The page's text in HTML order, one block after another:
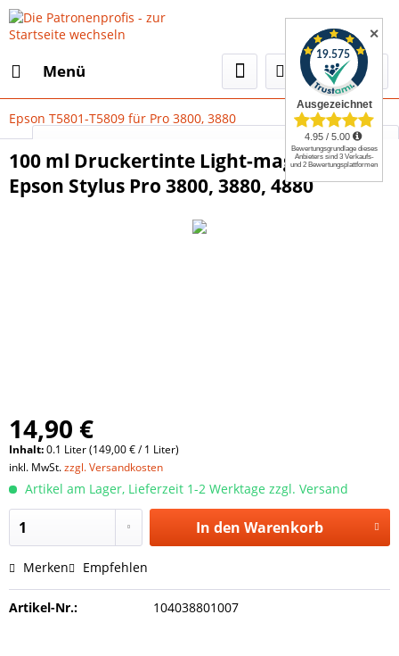
Menü
Select Language▼
Epson T5801-T5809 für Pro 3800, 3880
100 ml Druckertinte Light-magenta für
Epson Stylus Pro 3800, 3880, 4880
14,90 €
Inhalt:0.1 Liter (149,00 € / 1 Liter)
inkl. MwSt.zzgl. Versandkosten
Artikel am Lager, Lieferzeit 1-2 Werktage zzgl. Versand
In den Warenkorb
Merken Empfehlen
Artikel-Nr.: 104038801007
✕